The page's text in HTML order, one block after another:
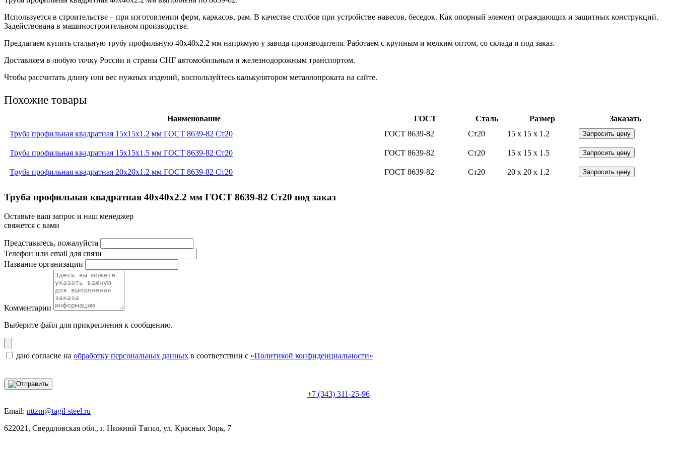
Используется в строительстве – при изготовлении ферм, каркасов, рам. В качестве столбов при устройстве навесов, беседок. Как опорный элемент ограждающих и защитных конструкций.
Задействована в машиностроительном производстве.
Предлагаем купить стальную трубу профильную 40х40х2.2 мм напрямую у завода-производителя. Работаем с крупным и мелким оптом, со склада и под заказ.
Доставляем в любую точку России и страны СНГ автомобильным и железнодорожным транспортом.
Чтобы рассчитать длину или вес нужных изделий, воспользуйтесь калькулятором металлопроката на сайте.
Похожие товары
Наименование ГОСТ Сталь Размер
Заказать
Труба профильная квадратная 15x15x1.2 мм ГОСТ 8639-82 Ст20
ГОСТ 8639-82 Ст20 15 x 15 x 1.2 Запросить цену
Труба профильная квадратная 15x15x1.5 мм ГОСТ 8639-82 Ст20 ГОСТ 8639-82 Ст20 15 x 15 x 1.5 Запросить цену
Труба профильная квадратная 20x20x1.2 мм ГОСТ 8639-82 Ст20 ГОСТ 8639-82 Ст20 20 x 20 x 1.2 Запросить цену
Труба профильная квадратная 40x40x2.2 мм ГОСТ 8639-82 Ст20 под заказ
Оставьте ваш запрос и наш менеджер
свяжется с вами
Представьтесь, пожалуйста
Телефон или email для связи
Название организации
Комментарии
Выберите файл для прикрепления к сообщению.
даю согласие на обработку персональных данных в соответствии с «Политикой конфиденциальности»
+7 (343) 311-25-96
Email: nttzm@tagil-steel.ru
622021, Свердловская обл., г. Нижний Тагил, ул. Красных Зорь, 7